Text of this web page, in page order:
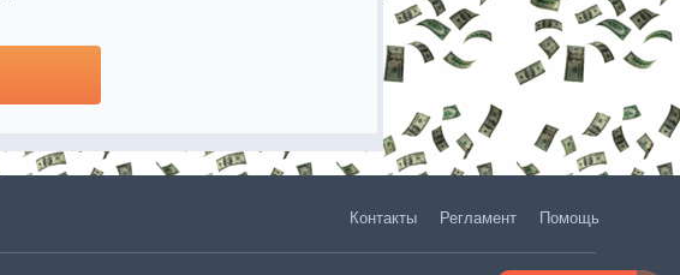
Контакты Регламент Помощь